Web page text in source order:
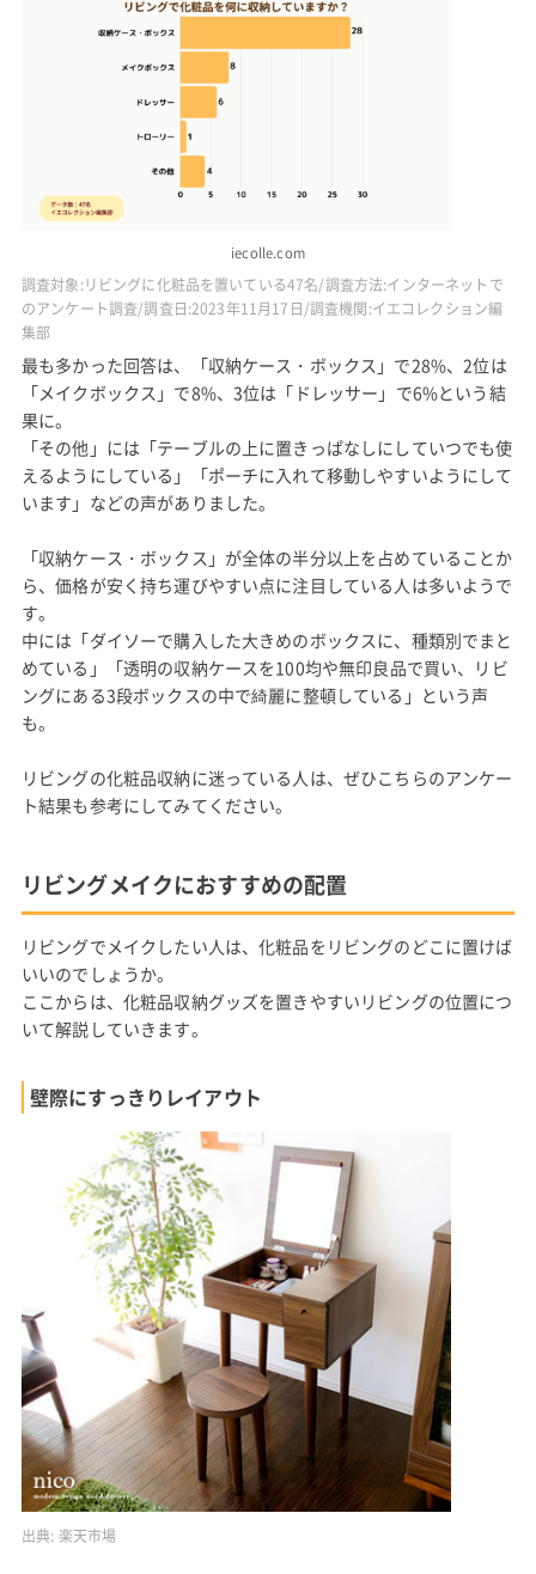
iecolle.com
調査対象:リビングに化粧品を置いている47名/調査方法:インターネットで
のアンケート調査/調査日:2023年11月17日/調査機関:イエコレクション編
集部
最も多かった回答は、「収納ケース・ボックス」で28%、2位は
「メイクボックス」で8%、3位は「ドレッサー」で6%という結
果に。
「その他」には「テーブルの上に置きっぱなしにしていつでも使
えるようにしている」「ポーチに入れて移動しやすいようにして
います」などの声がありました。
「収納ケース・ボックス」が全体の半分以上を占めていることか
ら、価格が安く持ち運びやすい点に注目している人は多いようで
す。
中には「ダイソーで購入した大きめのボックスに、種類別でまと
めている」「透明の収納ケースを100均や無印良品で買い、リビ
ングにある3段ボックスの中で綺麗に整頓している」という声
も。
リビングの化粧品収納に迷っている人は、ぜひこちらのアンケー
ト結果も参考にしてみてください。
リビングメイクにおすすめの配置
リビングでメイクしたい人は、化粧品をリビングのどこに置けば
いいのでしょうか。
ここからは、化粧品収納グッズを置きやすいリビングの位置につ
いて解説していきます。
壁際にすっきりレイアウト
出典: 楽天市場